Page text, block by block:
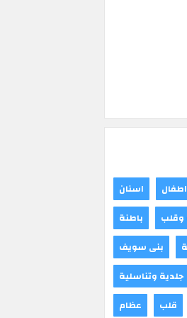
اسنان اطفال
باطنة
وقلب
بنى سويف
جلدية وتناسلية
عظام
قلب